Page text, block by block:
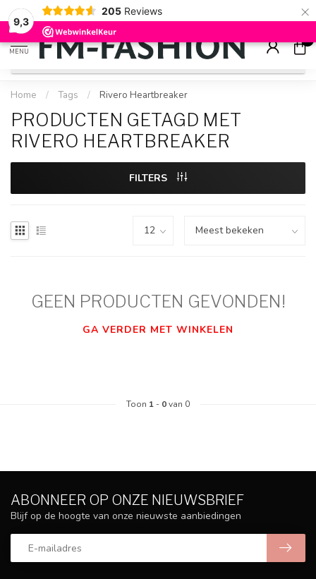
9,3
205 Reviews ×
Check onzesale artikelenvoor flinke kortingen
MENU
0
Home / Tags / Rivero Heartbreaker
PRODUCTEN GETAGD MET
RIVERO HEARTBREAKER
FILTERS
GEEN PRODUCTEN GEVONDEN!
GA VERDER MET WINKELEN
Toon 1 - 0van 0
ABONNEER OP ONZE NIEUWSBRIEF
Blijf op de hoogte van onze nieuwste aanbiedingen